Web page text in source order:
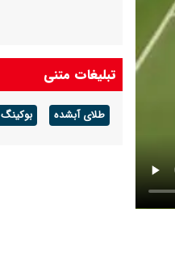
تبلیغات متنی
طلای آبشده بوکینگ